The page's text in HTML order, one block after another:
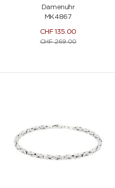
Damenuhr
MK4867
CHF 135.00
CHF269.00